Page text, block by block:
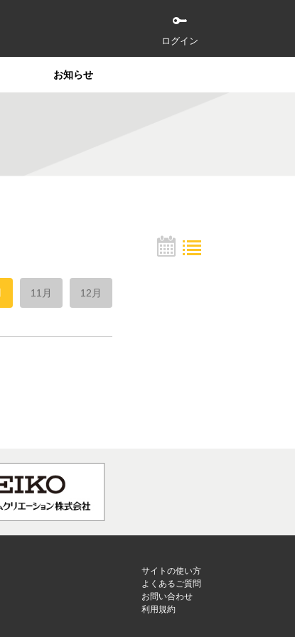
ログイン
お知らせ
11月 12月
サイトの使い方
よくあるご質問
お問い合わせ
利用規約